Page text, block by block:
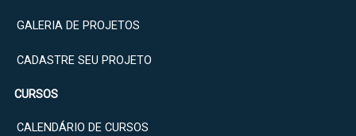
GALERIA DE PROJETOS
CADASTRE SEU PROJETO
CURSOS
CALENDÁRIO DE CURSOS